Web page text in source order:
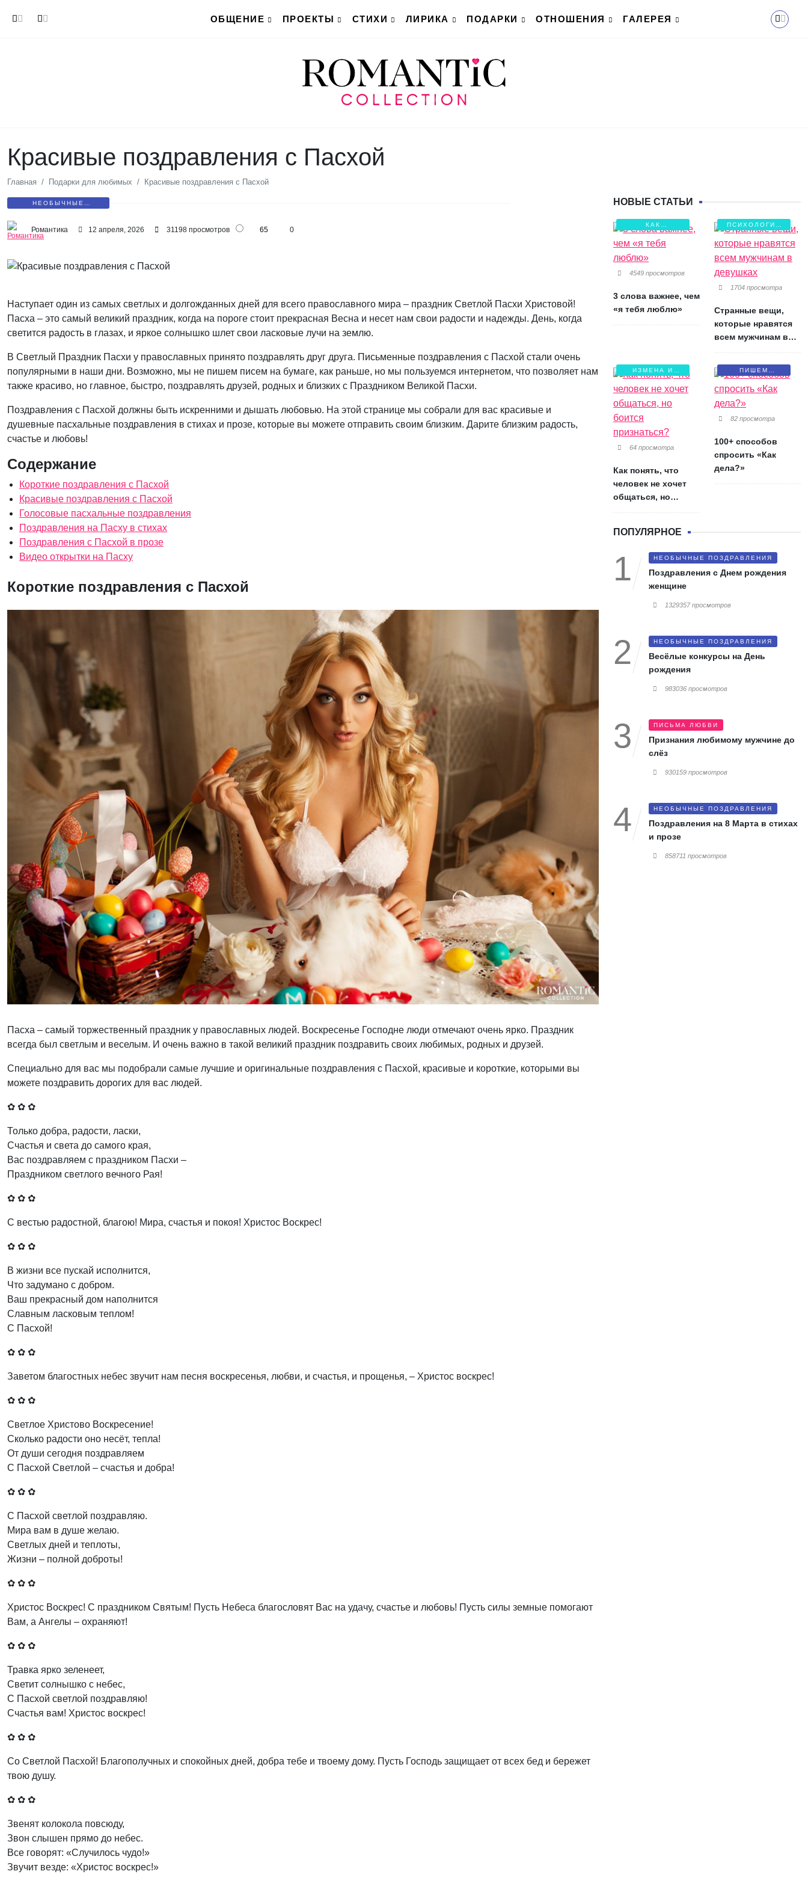
ОБЩЕНИЕ
ПРОЕКТЫ СТИХИ ЛИРИКА ПОДАРКИ ОТНОШЕНИЯ ГАЛЕРЕЯ
Красивые поздравления с Пасхой
Главная Подарки для любимых Красивые поздравления с Пасхой
НЕОБЫЧНЫЕ
Романтика 12 апреля, 2026 31198 просмотров 65 0
Наступает один из самых светлых и долгожданных дней для всего православного мира – праздник Светлой Пасхи Христовой!
Пасха – это самый великий праздник, когда на пороге стоит прекрасная Весна и несет нам свои радости и надежды. День, когда
светится радость в глазах, и яркое солнышко шлет свои ласковые лучи на землю.
В Светлый Праздник Пасхи у православных принято поздравлять друг друга. Письменные поздравления с Пасхой стали очень
популярными в наши дни. Возможно, мы не пишем писем на бумаге, как раньше, но мы пользуемся интернетом, что позволяет нам
также красиво, но главное, быстро, поздравлять друзей, родных и близких с Праздником Великой Пасхи.
Поздравления с Пасхой должны быть искренними и дышать любовью. На этой странице мы собрали для вас красивые и
душевные пасхальные поздравления в стихах и прозе, которые вы можете отправить своим близким. Дарите близким радость,
счастье и любовь!
Содержание
Короткие поздравления с Пасхой
Красивые поздравления с Пасхой
Голосовые пасхальные поздравления
Поздравления на Пасху в стихах
Поздравления с Пасхой в прозе
Видео открытки на Пасху
Короткие поздравления с Пасхой
Пасха – самый торжественный праздник у православных людей. Воскресенье Господне люди отмечают очень ярко. Праздник
всегда был светлым и веселым. И очень важно в такой великий праздник поздравить своих любимых, родных и друзей.
Специально для вас мы подобрали самые лучшие и оригинальные поздравления с Пасхой, красивые и короткие, которыми вы
можете поздравить дорогих для вас людей.
✿ ✿ ✿
Только добра, радости, ласки,
Счастья и света до самого края,
Вас поздравляем с праздником Пасхи –
Праздником светлого вечного Рая!
✿ ✿ ✿
С вестью радостной, благою! Мира, счастья и покоя! Христос Воскрес!
✿ ✿ ✿
В жизни все пускай исполнится,
Что задумано с добром.
Ваш прекрасный дом наполнится
Славным ласковым теплом!
С Пасхой!
✿ ✿ ✿
Заветом благостных небес звучит нам песня воскресенья, любви, и счастья, и прощенья, – Христос воскрес!
✿ ✿ ✿
Светлое Христово Воскресение!
Сколько радости оно несёт, тепла!
От души сегодня поздравляем
С Пасхой Светлой – счастья и добра!
✿ ✿ ✿
С Пасхой светлой поздравляю.
Мира вам в душе желаю.
Светлых дней и теплоты,
Жизни – полной доброты!
✿ ✿ ✿
Христос Воскрес! С праздником Святым! Пусть Небеса благословят Вас на удачу, счастье и любовь! Пусть силы земные помогают
Вам, а Ангелы – охраняют!
✿ ✿ ✿
Травка ярко зеленеет,
Светит солнышко с небес,
С Пасхой светлой поздравляю!
Счастья вам! Христос воскрес!
✿ ✿ ✿
Со Светлой Пасхой! Благополучных и спокойных дней, добра тебе и твоему дому. Пусть Господь защищает от всех бед и бережет
твою душу.
✿ ✿ ✿
Звенят колокола повсюду,
Звон слышен прямо до небес.
Все говорят: «Случилось чудо!»
Звучит везде: «Христос воскрес!»
НОВЫЕ СТАТЬИ
КАК
СОХРАНИТЬ
ЛЮБОВЬ?
4549 просмотров
3 слова важнее, чем
«я тебя люблю»
ПСИХОЛОГИЯ
ЛЮБВИ
1704 просмотра
Странные вещи,
которые нравятся
всем мужчинам в
ИЗМЕНА И
БОЛЬ
64 просмотра
Как понять, что
человек не хочет
общаться, но
ПИШЕМ
ПИСЬМА
82 просмотра
100+ способов
спросить «Как
дела?»
ПОПУЛЯРНОЕ
НЕОБЫЧНЫЕ ПОЗДРАВЛЕНИЯ
Поздравления с Днем рождения
женщине
1329357 просмотров
НЕОБЫЧНЫЕ ПОЗДРАВЛЕНИЯ
Весёлые конкурсы на День
рождения
983036 просмотров
ПИСЬМА ЛЮБВИ
Признания любимому мужчине до
слёз
930159 просмотров
НЕОБЫЧНЫЕ ПОЗДРАВЛЕНИЯ
Поздравления на 8 Марта в стихах
и прозе
858711 просмотров